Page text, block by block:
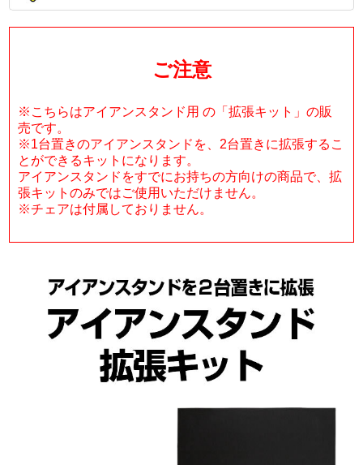
ご注意
※こちらはアイアンスタンド用 の「拡張キット」の販
売です。
※1台置きのアイアンスタンドを、2台置きに拡張するこ
とができるキットになります。
アイアンスタンドをすでにお持ちの方向けの商品で、拡
張キットのみではご使用いただけません。
※チェアは付属しておりません。